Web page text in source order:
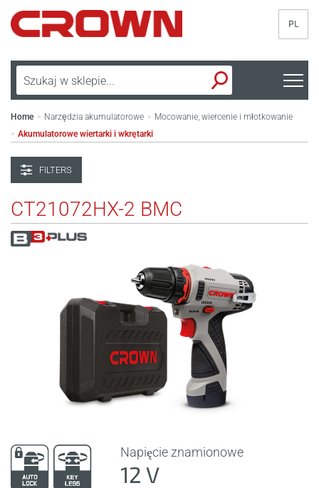
PL
Home > Narzędzia akumulatorowe > Mocowanie, wiercenie i młotkowanie
> Akumulatorowe wiertarki i wkrętarki
FILTERS
CT21072HX-2 BMC
Napięcie znamionowe
12 V